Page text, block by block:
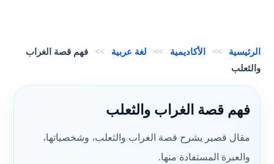
الرئيسية >> الأكاديمية >> لغة عربية >>
فهم قصة الغراب
والثعلب
فهم قصة الغراب والثعلب
مقال قصير يشرح قصة الغراب والثعلب، وشخصياتها،
والعبرة المستفادة منها.